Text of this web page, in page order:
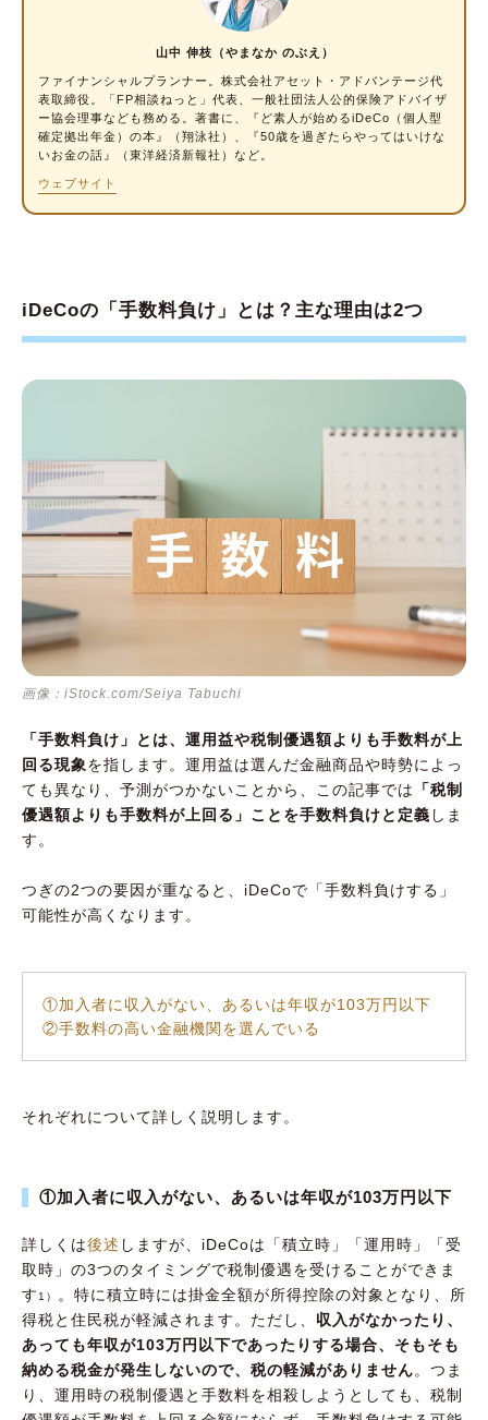
iDeCoの税控除とは？
iDeCoを30年間続けた場合の税控除と手数料
をシミュレーション
iDeCoで「手数料負け」しない対策方法2つ
①手数料が無料か安い金融機関を選ぶ
②掛金を1年間分まとめて納付する
Q1.専業主婦（夫）がiDeCoを利用すると手数
料負けする？
iDeCoで「手数料負け」しないためには、金融
山中 伸枝（やまなか のぶえ）
ファイナンシャルプランナー
。株式会社アセット・アドバンテージ代
表取締役。「FP相談ねっと」代表、一般社団法人公的保険アドバイザ
ー協会理事なども務める。著書に、『ど素人が始めるiDeCo（個人型
確定拠出年金）の本』（翔泳社）、『50歳を過ぎたらやってはいけな
いお金の話』（東洋経済新報社）など。
ウェブサイト
iDeCoの「手数料負け」とは？主な理由は2つ
画像：iStock.com/Seiya Tabuchi
「手数料負け」とは、運用益や税制優遇額よりも手数料が上
回る現象を指します。運用益は選んだ金融商品や時勢によっ
ても異なり、予測がつかないことから、この記事では
「税制
優遇額よりも手数料が上回る」ことを手数料負けと定義 しま
す。
つぎの2つの要因が重なると、iDeCoで「手数料負けする」
可能性が高くなります。
①加入者に収入がない、あるいは年収が103万円以下
②手数料の高い金融機関を選んでいる
それぞれについて詳しく説明します。
①加入者に収入がない、あるいは年収が103万円以下
詳しくは後述 しますが、iDeCoは「積立時」「運用時」「受
取時」の3つのタイミングで税制優遇を受けることができま
す 1）
。特に積立時には掛金全額が所得控除の対象となり、所
得税と住民税が軽減されます。ただし、 収入がなかったり、
あっても年収が103万円以下であったりする場合、そもそも
納める税金が発生しないので、税の軽減がありません。つま
り、運用時の税制優遇と手数料を相殺しようとしても、税制